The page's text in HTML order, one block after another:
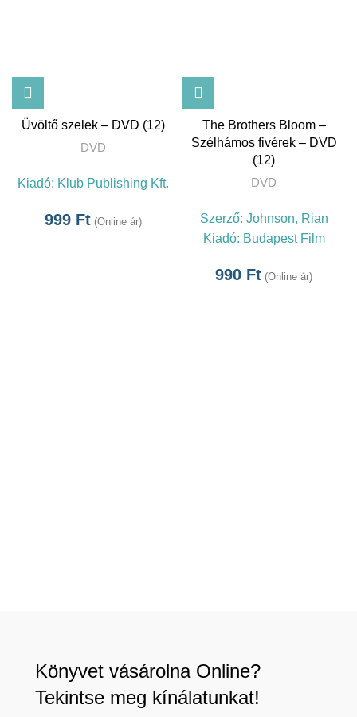
Üvöltő szelek – DVD (12)
DVD
Kiadó: Klub Publishing Kft.
999 Ft (Online ár)
The Brothers Bloom –
Szélhámos fivérek – DVD
(12)
DVD
Szerző: Johnson, Rian
Kiadó: Budapest Film
990 Ft (Online ár)
Könyvet vásárolna Online?
Tekintse meg kínálatunkat!